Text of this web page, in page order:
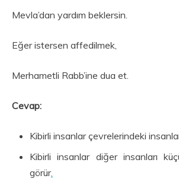
Mevla’dan yardım beklersin.
Eğer istersen affedilmek,
Merhametli Rabb’ine dua et.
Cevap:
Kibirli insanlar çevrelerindeki
Kibirli insanlar diğer insanları
görür.